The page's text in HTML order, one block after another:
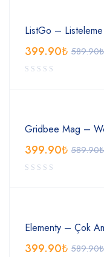
ListGo – Listeleme
589.90₺
399.90₺
Gridbee Mag –
589.90₺
399.90₺
Elementy – Çok
589.90₺
399.90₺